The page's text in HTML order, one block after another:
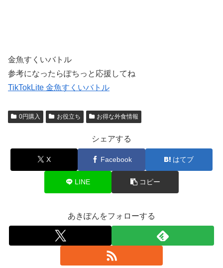
金魚すくいバトル
参考になったらぽちっと応援してね
TikTokLite 金魚すくいバトル
0円購入 お役立ち お得な外食情報
シェアする
X Facebook はてブ
LINE コピー
あきぽんをフォローする